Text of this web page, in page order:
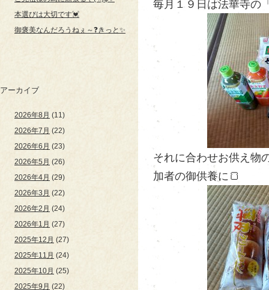
本選びは大切です💓
御褒美なんだろうねぇ～❓きっと✨
アーカイブ
2026年8月 (11)
2026年7月 (22)
2026年6月 (23)
2026年5月 (26)
2026年4月 (29)
2026年3月 (22)
2026年2月 (24)
2026年1月 (27)
2025年12月 (27)
2025年11月 (24)
2025年10月 (25)
2025年9月 (22)
毎月１９日は法華寺の
それに合わせお供え物
加者の御供養に🍞